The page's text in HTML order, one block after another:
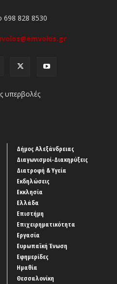
828 8530
υπερβολές
Δήμος Αλεξάνδρειας
Διαγωνισμοί-Διακηρύξεις
Διατροφή & Υγεία
Εκδηλώσεις
Εκκλησία
Ελλάδα
Επιστήμη
Επιχειρηματικότητα
Εργασία
Ευρωπαϊκή Ένωση
Εφημερίδες
Ημαθία
Θεσσαλονίκη